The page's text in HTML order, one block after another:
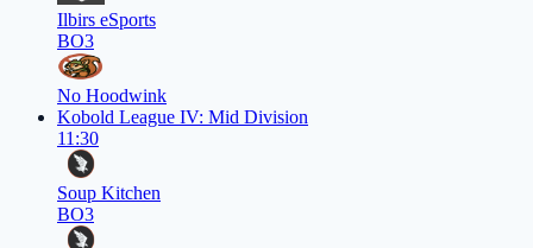
Ilbirs eSports
BO3
No Hoodwink
Kobold League IV: Mid Division
11:30
Soup Kitchen
BO3